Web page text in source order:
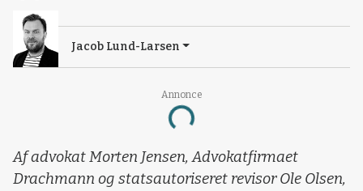
Annonce
Loading...
Jacob Lund-Larsen
Af advokat Morten Jensen, Advokatfirmaet
Drachmann og statsautoriseret revisor Ole Olsen,